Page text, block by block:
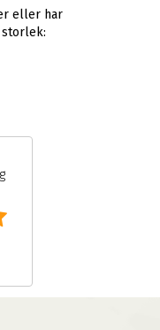
eller har
storlek: